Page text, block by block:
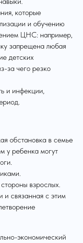
которые
и обучению
ЦНС: например,
запрещена любая
детских
за чего резко
и инфекции,
обстановка в семье
у ребенка могут
взрослых.
и связанная с этим
экономический